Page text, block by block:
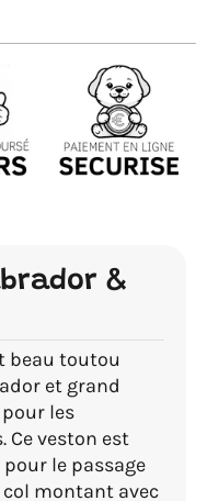
&
beau toutou
et grand
les
veston est
le passage
col montant avec